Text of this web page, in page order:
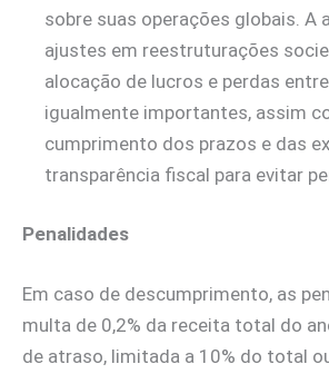
sobre suas operações globais. A
ajustes em reestruturações
alocação de lucros e perdas
igualmente importantes, assim
cumprimento dos prazos e das
transparência fiscal para evitar
Penalidades
Em caso de descumprimento, as
multa de 0,2% da receita total do
de atraso, limitada a 10% do total